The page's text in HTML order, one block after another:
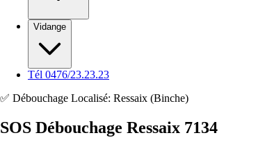
Vidange
Tél 0476/23.23.23
✅ Débouchage Localisé: Ressaix (Binche)
SOS Débouchage Ressaix 7134